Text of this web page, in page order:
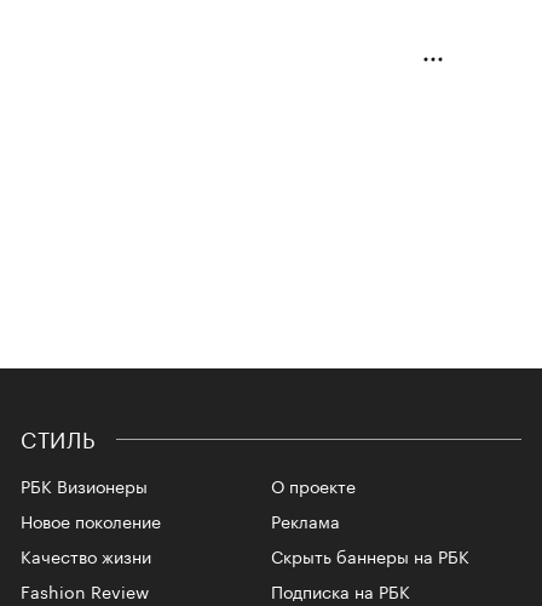
СТИЛЬ
РБК Визионеры
Новое поколение
Качество жизни
Fashion Review
О проекте
Реклама
Скрыть баннеры на РБК
Подписка на РБК